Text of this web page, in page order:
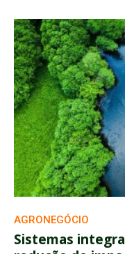
AGRONEGÓCIO
Sistemas